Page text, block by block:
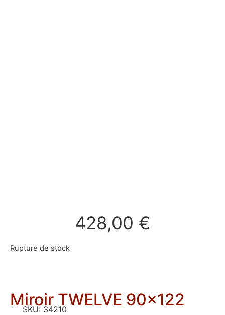
428,00 €
Rupture de stock
Miroir TWELVE 90×122
SKU: 34210